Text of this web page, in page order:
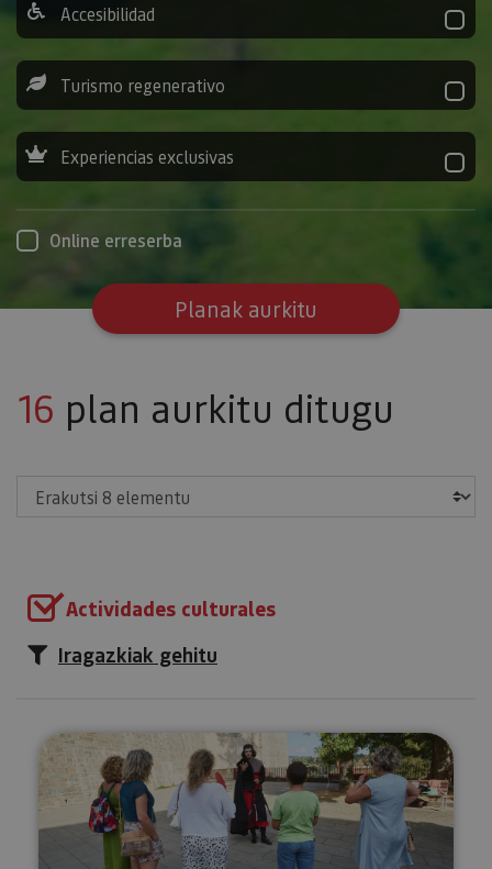
Accesibilidad
Turismo regenerativo
Experiencias exclusivas
Online erreserba
Planak aurkitu
16 plan aurkitu ditugu
Actividades culturales
Iragazkiak gehitu
Bisita antzeztuak: Iruña, hiri